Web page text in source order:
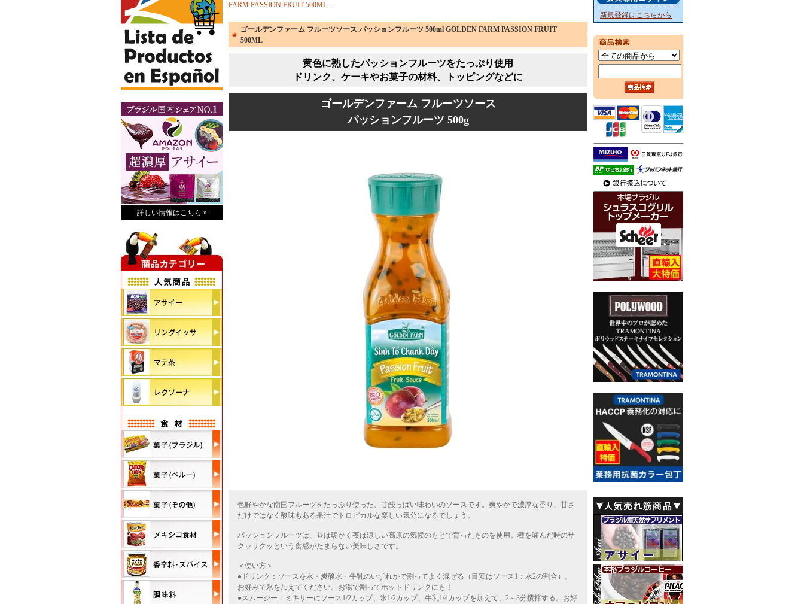
詳しい情報はこちら »
FARM PASSION FRUIT 500ML
ゴールデンファーム フルーツソース パッションフルーツ 500ml GOLDEN FARM PASSION FRUIT
500ML
黄色に熟したパッションフルーツをたっぷり使用
ドリンク、ケーキやお菓子の材料、トッピングなどに
ゴールデンファーム フルーツソース
パッションフルーツ 500g
色鮮やかな南国フルーツをたっぷり使った、甘酸っぱい味わいのソースです。爽やかで濃厚な香り、甘さ
だけではなく酸味もある果汁でトロピカルな楽しい気分になるでしょう。
パッションフルーツは、昼は暖かく夜は涼しい高原の気候のもとで育ったものを使用。種を噛んだ時のサ
クッサクッという食感がたまらない美味しさです。
＜使い方＞
●ドリンク：ソースを水・炭酸水・牛乳のいずれかで割ってよく混ぜる（目安はソース1：水2の割合）。
お好みで氷を加えてください。お湯で割ってホットドリンクにも！
●スムージー：ミキサーにソース1/2カップ、氷1/2カップ、牛乳1/4カップを加えて、2～3分攪拌する。お好
新規登録はこちらから